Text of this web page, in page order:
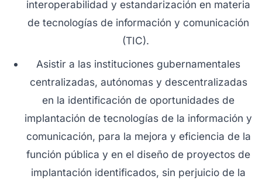
interoperabilidad y estandarización en materia
de tecnologías de información y comunicación
(TIC).
Asistir a las instituciones gubernamentales
centralizadas, autónomas y descentralizadas
en la identificación de oportunidades de
implantación de tecnologías de la información y
comunicación, para la mejora y eficiencia de la
función pública y en el diseño de proyectos de
implantación identificados, sin perjuicio de la